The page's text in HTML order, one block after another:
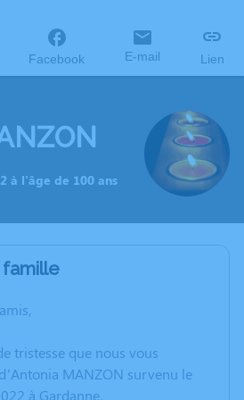
Facebook E-mail Lien
à l'âge de 100 ans
famille
tristesse que nous vous
MANZON survenu le
à Gardanne.